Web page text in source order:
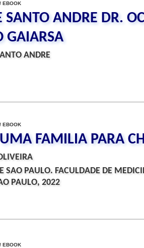
EBOOK
SANTO ANDRE DR.
GAIARSA
ANDRE
EBOOK
FAMILIA PARA
SAO PAULO. FACULDADE DE
PAULO, 2022
EBOOK